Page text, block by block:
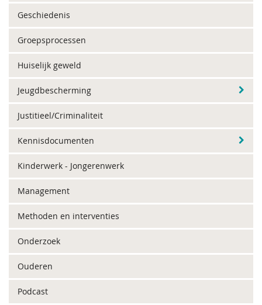
Geschiedenis
Groepsprocessen
Huiselijk geweld
Jeugdbescherming
Justitieel/Criminaliteit
Kennisdocumenten
Kinderwerk - Jongerenwerk
Management
Methoden en interventies
Onderzoek
Ouderen
Podcast